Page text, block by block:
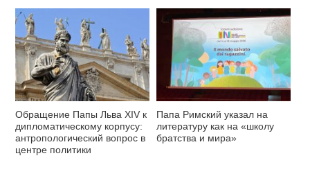
Обращение Папы Льва XIV к
дипломатическому корпусу:
антропологический вопрос в
центре политики
Папа Римский указал на
литературу как на «школу
братства и мира»